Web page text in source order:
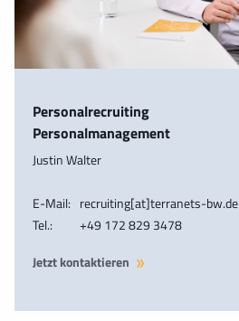
Personalrecruiting
Personalmanagement
Justin Walter
E-Mail: recruiting[at]terranets-bw.de
Tel.:
+49 172 829 3478
Jetzt kontaktieren